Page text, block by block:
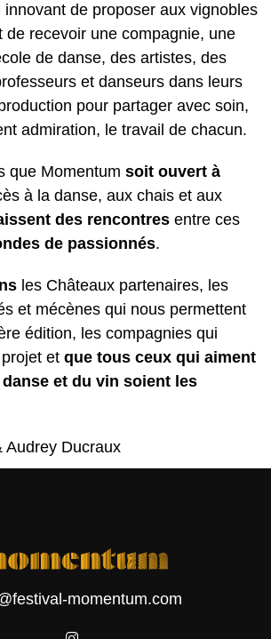
innovant de proposer aux vignobles
de recevoir une compagnie, une
de danse, des artistes, des
et danseurs dans leurs
pour partager avec soin,
admiration, le travail de chacun.
que Momentum soit ouvert à
à la danse, aux chais et aux
des rencontres entre ces
de passionnés.
les Châteaux partenaires, les
et mécènes qui nous permettent
édition, les compagnies qui
et que tous ceux qui aiment
danse et du vin soient les
Audrey Ducraux
momentum.com